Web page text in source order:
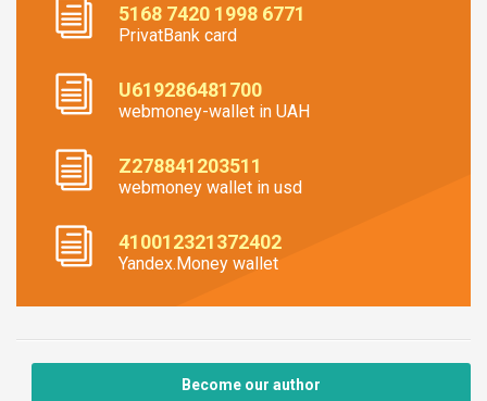
5168 7420 1998 6771
PrivatBank card
U619286481700
webmoney-wallet in UAH
Z278841203511
webmoney wallet in usd
410012321372402
Yandex.Money wallet
Become our author